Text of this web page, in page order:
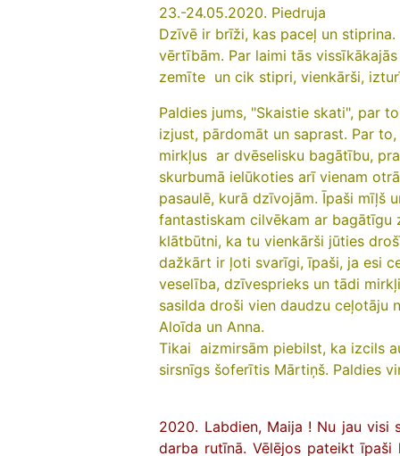
23.-24.05.2020. Piedruja
Dzīvē ir brīži, kas paceļ un
vērtībām. Par laimi tās
zemīte un cik stipri, vienkārši,
Paldies jums, "Skaistie skati", par
izjust, pārdomāt un saprast. Par
mirkļus ar dvēselisku bagātību,
skurbumā ielūkoties arī vienam
pasaulē, kurā dzīvojām. Īpaši mīļš
fantastiskam cilvēkam ar bagātīgu
klātbūtni, ka tu vienkārši jūties
dažkārt ir ļoti svarīgi, īpaši, ja esi
veselība, dzīvesprieks un tādi
sasilda droši vien daudzu ceļotāju
Aloīda un Anna.
Tikai aizmirsām piebilst, ka izcils
sirsnīgs šoferītis Mārtiņš. Paldies
2020. Labdien, Maija ! Nu jau visi
darba rutīnā. Vēlējos pateikt